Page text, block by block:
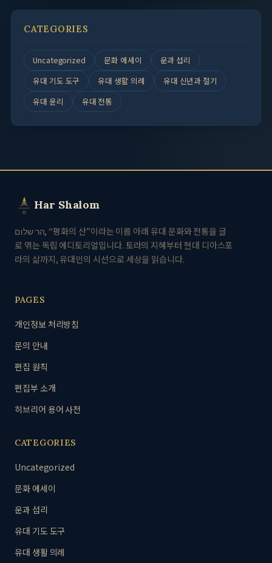
CATEGORIES
Uncategorized 문화 에세이
운과 섭리
유대 기도 도구
유대 생활 의례
유대 신년과 절기
유대 윤리
유대 전통
Har Shalom
הר שלום, “평화의 산”이라는 이름 아래 유대 문화와 전통을 글
로 엮는 독립 에디토리얼입니다. 토라의 지혜부터 현대 디아스포
라의 삶까지, 유대인의 시선으로 세상을 읽습니다.
PAGES
개인정보 처리방침
문의 안내
편집 원칙
편집부 소개
히브리어 용어 사전
CATEGORIES
Uncategorized
문화 에세이
운과 섭리
유대 기도 도구
유대 생활 의례